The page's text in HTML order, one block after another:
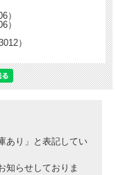
）
）
）
あり」と表記してい
知らせしておりま